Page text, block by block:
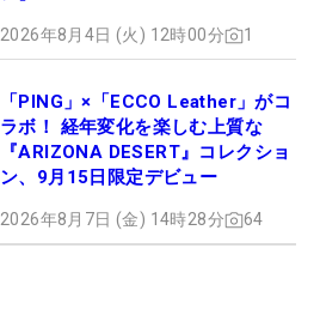
2026年8月4日 (火) 12時00分 1
「PING」×「ECCO Leather」がコ
ラボ！ 経年変化を楽しむ上質な
『ARIZONA DESERT』コレクショ
ン、9月15日限定デビュー
2026年8月7日 (金) 14時28分 64